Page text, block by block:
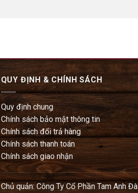
QUY ĐỊNH & CHÍNH SÁCH
Quy định chung
Chính sách bảo mật thông tin
Chính sách đổi trả hàng
Chính sách thanh toán
Chính sách giao nhận
Chủ quản: Công Ty Cổ Phần Tam Anh Đà